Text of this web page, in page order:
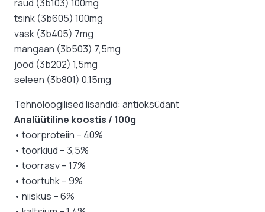
raud (3b103) 100mg
tsink (3b605) 100mg
vask (3b405) 7mg
mangaan (3b503) 7,5mg
jood (3b202) 1,5mg
seleen (3b801) 0,15mg
Tehnoloogilised lisandid: antioksüdant
Analüütiline koostis / 100g
• toorproteiin – 40%
• toorkiud – 3,5%
• toorrasv – 17%
• toortuhk – 9%
• niiskus – 6%